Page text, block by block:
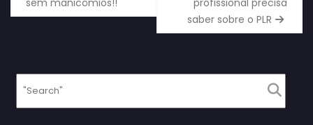
sem manicômios!!
profissional precisa
saber sobre o PLR